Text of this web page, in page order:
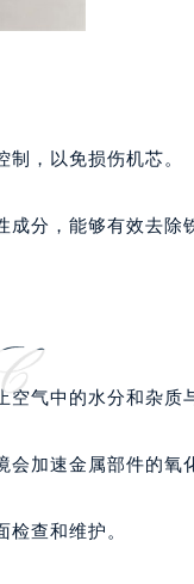
前预约）
预约）
约）
约）
预约）
）
约）
提前预约）
，以免损伤机芯。
分，能够有效去除
气中的水分和杂质
加速金属部件的氧
查和维护。